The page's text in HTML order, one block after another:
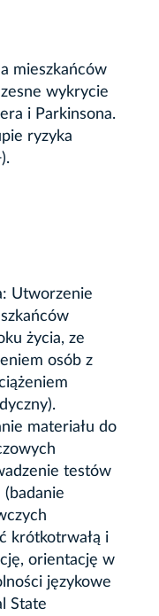
mieszkańców
wykrycie
i Parkinsona.
ryzyka
Utworzenie
życia, ze
osób z
materiału do
testów
krótkotrwałą i
orientację w
językowe
State